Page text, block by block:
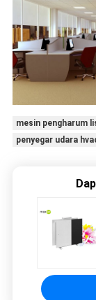
mesin pengharum
penyegar udara